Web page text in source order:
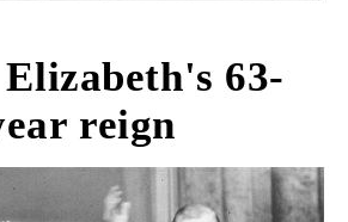
Elizabeth's 63-
reign